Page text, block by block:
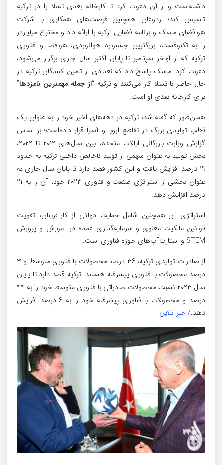
داشته‌است و از آن دعوت کرد تا کارخانه بعدی تسلا را در ترکیه
تاسیس کند؛ اردوغان همچنین فرصت‌های همکاری با شرکت
هوافضای ماسک و برنامه فضایی ترکیه را ارائه داد و مخترع میلیاردر
را به تکنوفست، بزرگترین جشنواره هوانوردی، هوافضا و فناوری
ترکیه که از اواخر سپتامبر تا پایان اکتبر سال جاری برگزار می‌شود،
دعوت کرد. ماسک پاسخ داد که تعدادی از تامین کنندگان ترکیه در
حال حاضر با تسلا کار می‌کنند و ترکیه “از جمله مهمترین نامزدها”
برای کارخانه بعدی او است.
همان‌طور که گفته شد، ترکیه در دهه‌های اخیر خود را به عنوان یک
قطب تولیدی بزرگ در تقاطع اروپا و آسیا قرار داده‌است؛ بر اساس
گزارش وزارت بازرگانی ایالات متحده، بین سال‌های ۲۰۱۲ تا ۲۰۲۲،
بخش تولید به عنوان سهمی از تولید ناخالص داخلی ترکیه به حدود
۱۹ درصد افزایش یافت و این کشور قصد دارد تا پایان سال جاری به
عنوان بخشی از استراتژی صنعت و فناوری ۲۰۲۳ خود، آن را به ۲۱
درصد افزایش دهد.
استراتژی آن همچنین شامل حمایت دولتی از کارآفرینان، تقویت
قوانین مالکیت معنوی و سرمایه‌گذاری عمده در آموزش و پرورش
STEM و استارت‌آپ‌های حوزه فناوری است.
از صادرات تولیدی ترکیه، ۳۶ درصد محصولات با فناوری متوسط و ۳
درصد محصولات با فناوری پیشرفته هستند. ترکیه قصد دارد تا پایان
سال ۲۰۲۳ نسبت محصولات صادراتی با فناوری متوسط خود را به ۴۴
درصد و محصولات با فناوری پیشرفته خود را به ۶ درصد افزایش
دهد./خبرآنلاین